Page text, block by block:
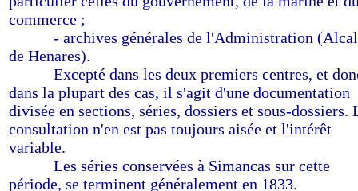
commerce ;
- archives générales de l'Administration
de Henares).
Excepté dans les deux premiers centres, et
dans la plupart des cas, il s'agit d'une documentation
divisée en sections, séries, dossiers et sous-dossiers.
consultation n'en est pas toujours aisée et l'intérêt
variable.
Les séries conservées à Simancas sur cette
période, se terminent généralement en 1833.